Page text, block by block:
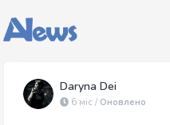
Daryna Dei
6 міс / Оновлено